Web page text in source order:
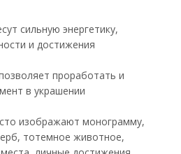
сильную энергетику,
и достижения
проработать и
в украшении
изображают монограмму,
тотемное животное,